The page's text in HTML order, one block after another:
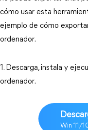
cómo usar esta
ejemplo de cómo
ordenador.
1. Descarga, instala y
ordenador.
Win 11/